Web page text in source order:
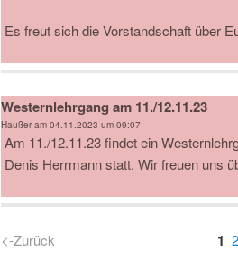
Es freut sich die Vorstandschaft über
Westernlehrgang am 11./12.11.23
Haußer am 04.11.2023 um 09:07
Am 11./12.11.23 findet ein
Denis Herrmann statt. Wir freuen uns
<-Zurück 1 2